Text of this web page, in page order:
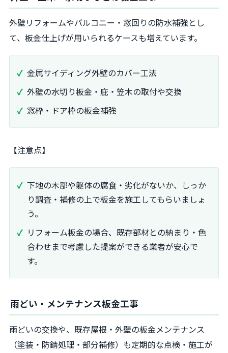
外壁リフォームやバルコニー・窓回りの防水補強とし
て、板金仕上げが用いられるケースも増えています。
金属サイディング外壁のカバー工法
外壁の水切り板金・庇・笠木の取付や交換
窓枠・ドア枠の板金補強
【注意点】
下地の木部や躯体の腐食・劣化がないか、しっか
り調査・補修の上で板金を施工してもらいましょ
う。
リフォーム板金の場合、既存部材との納まり・色
合わせまで考慮した提案ができる業者が安心で
す。
雨どい・メンテナンス板金工事
雨どいの交換や、既存屋根・外壁の板金メンテナンス
（塗装・防錆処理・部分補修）も定期的な点検・施工が